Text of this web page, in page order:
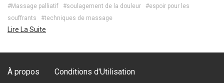
#Massage palliatif #soulagement de la douleur
#espoir pour les
souffrants
#techniques de massage
Lire La Suite
À propos
Conditions d'Utilisation